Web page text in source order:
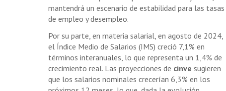
mantendrá un escenario de estabilidad para las tasas
de empleo y desempleo.
Por su parte, en materia salarial, en agosto de 2024,
el Índice Medio de Salarios (IMS) creció 7,1% en
términos interanuales, lo que representa un 1,4% de
crecimiento real. Las proyecciones de cinve sugieren
que los salarios nominales crecerían 6,3% en los